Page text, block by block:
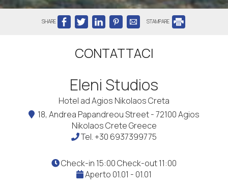
SHARE STAMPARE
CONTATTACI
Eleni Studios
Hotel ad Agios Nikolaos Creta
18, Andrea Papandreou Street - 72100 Agios
Nikolaos Crete Greece
Tel.+30 6937399775
Check-in 15:00 Check-out 11:00
Aperto 01.01 - 01.01